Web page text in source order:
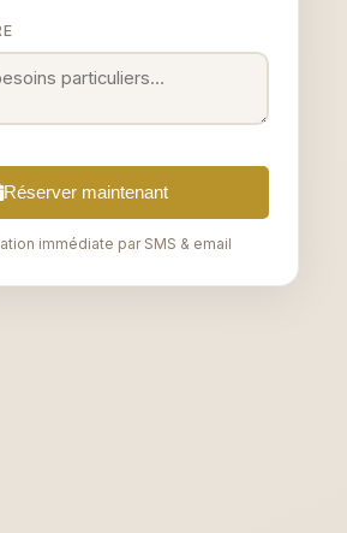
Réserver maintenant
immédiate par SMS & email